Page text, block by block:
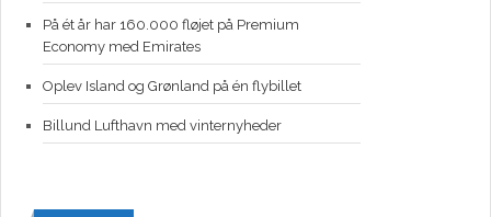
På ét år har 160.000 fløjet på Premium
Economy med Emirates
Oplev Island og Grønland på én flybillet
Billund Lufthavn med vinternyheder